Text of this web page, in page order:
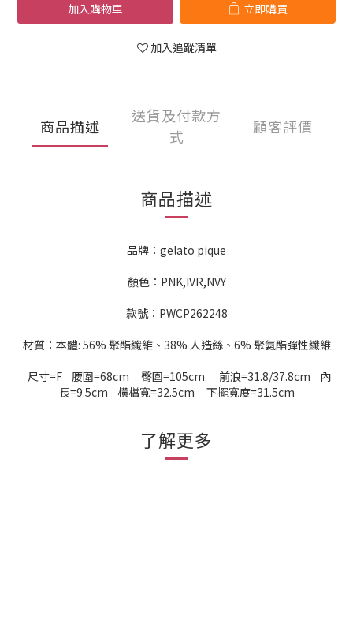
加入購物車 立即購買
加入追蹤清單
商品描述
送貨及付款方
式
顧客評價
商品描述
品牌：gelato pique
顏色：PNK,IVR,NVY
款號：PWCP262248
材質：本體: 56% 聚酯纖維、38% 人造絲、6% 聚氨酯彈性纖維
尺寸=F 腰圍=68cm 臀圍=105cm 前浪=31.8/37.8cm 內
長=9.5cm 橫檔寬=32.5cm 下擺寬度=31.5cm
了解更多